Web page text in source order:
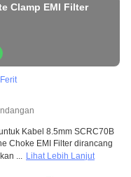
Clamp EMI Filter
Kabel 8.5mm SCRC70B
Choke EMI Filter dirancang
... Lihat Lebih Lanjut